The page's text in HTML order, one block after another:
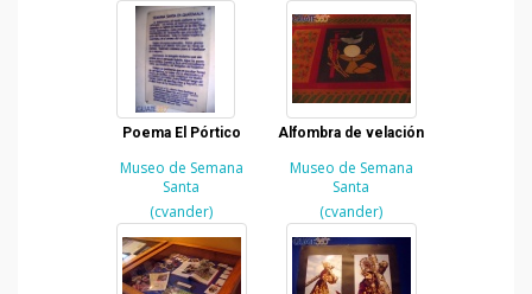
Poema El Pórtico
Museo de Semana
Santa
(cvander)
Alfombra de velación
Museo de Semana
Santa
(cvander)